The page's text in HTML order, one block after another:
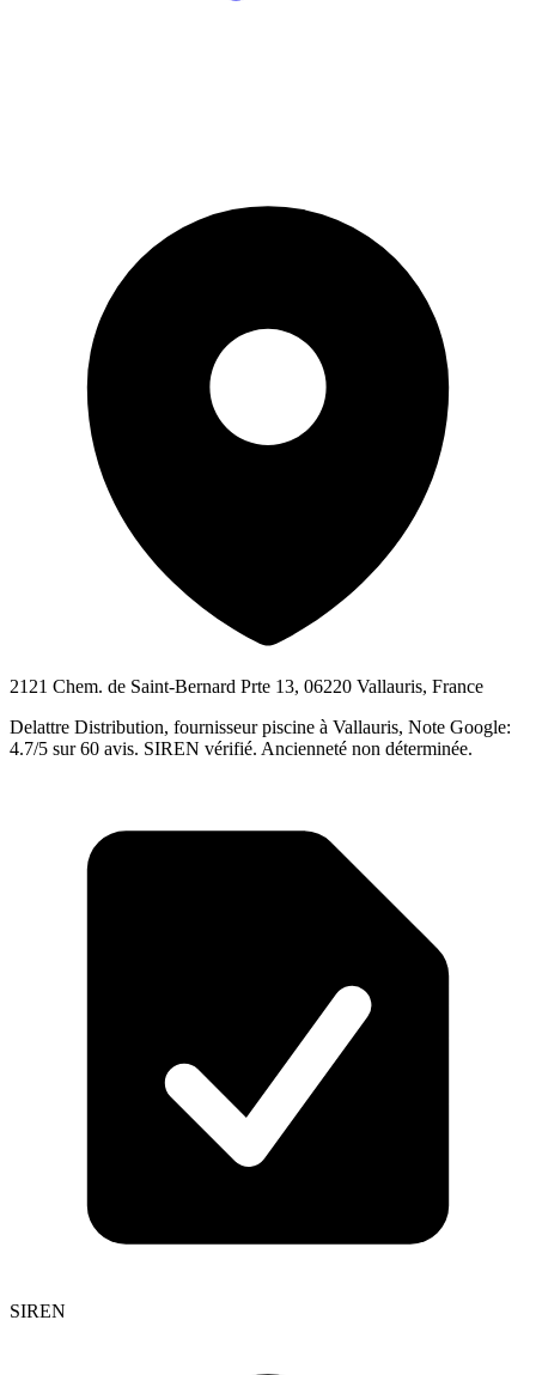
2121 Chem. de Saint-Bernard Prte 13, 06220 Vallauris, France
Delattre Distribution, fournisseur piscine à Vallauris, Note Google:
4.7/5 sur 60 avis. SIREN vérifié. Ancienneté non déterminée.
SIREN